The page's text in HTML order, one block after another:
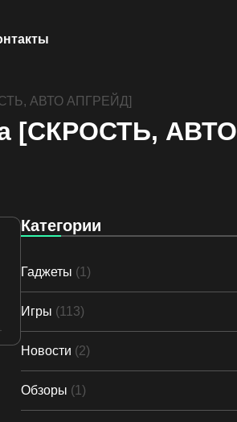
АВТО АПГРЕЙД]
[СКРОСТЬ, АВТО
Категории
Гаджеты (1)
Игры (113)
Новости (2)
Обзоры (1)